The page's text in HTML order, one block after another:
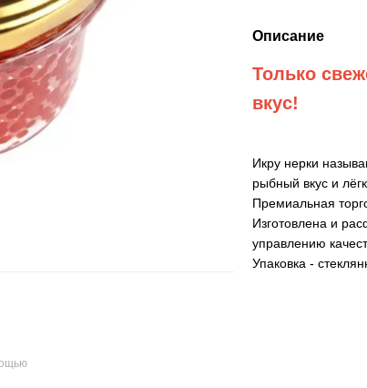
Описание
Только
вкус!
Икру нерки
рыбный вкус и
Премиальная
Изготовлена и
управлению
Упаковка -